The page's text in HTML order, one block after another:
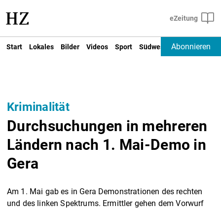
Start Lokales Bilder Videos Sport Südwest Deutschland
Abonnieren
Kriminalität
Durchsuchungen in mehreren
Ländern nach 1. Mai-Demo in
Gera
Am 1. Mai gab es in Gera Demonstrationen des rechten
und des linken Spektrums. Ermittler gehen dem Vorwurf